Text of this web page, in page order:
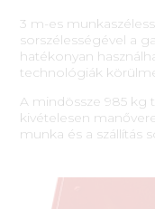
3 m-es
sorszélességével a
hatékonyan
technológiák
A mindössze 985 kg
kivételesen
munka és a szállítás